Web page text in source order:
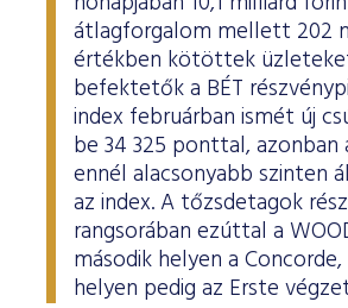
átlagforgalom mellett 202
értékben kötöttek
befektetők a BÉT
index februárban ismét új
be 34 325 ponttal, azonban
ennél alacsonyabb szinten
az index. A tőzsdetagok
rangsorában ezúttal a
második helyen a
helyen pedig az Erste